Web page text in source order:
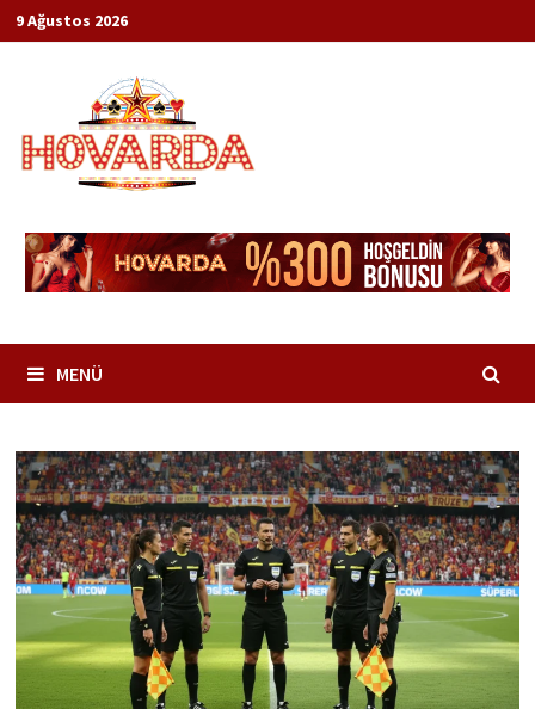
İçeriğe
geç
9 Ağustos 2026
MENÜ